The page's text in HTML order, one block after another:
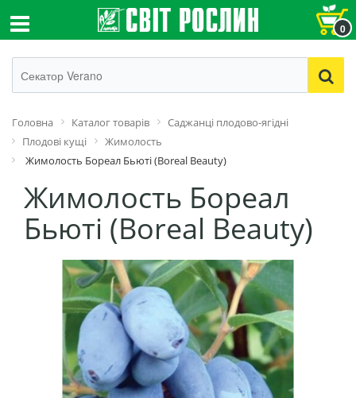
0
Головна Каталог товарів
Саджанці плодово-ягідні
Плодові кущі
Жимолость
Жимолость Бореал Бьюті (Boreal Beauty)
Жимолость Бореал
Бьюті (Boreal Beauty)